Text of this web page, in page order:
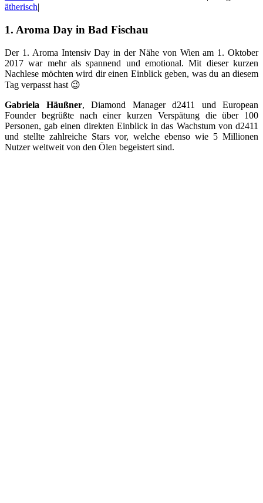
ätherisch|
1. Aroma Day in Bad Fischau
Der 1. Aroma Intensiv Day in der Nähe von Wien am 1. Oktober
2017 war mehr als spannend und emotional. Mit dieser kurzen
Nachlese möchten wird dir einen Einblick geben, was du an diesem
Tag verpasst hast 😉
Gabriela Häußner, Diamond Manager d2411 und European
Founder begrüßte nach einer kurzen Verspätung die über 100
Personen, gab einen direkten Einblick in das Wachstum von d2411
und stellte zahlreiche Stars vor, welche ebenso wie 5 Millionen
Nutzer weltweit von den Ölen begeistert sind.